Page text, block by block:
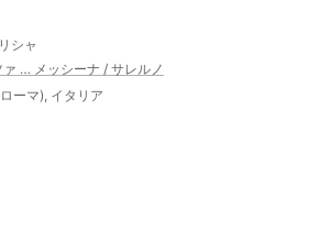
シャ
ァ … メッシーナ / サレルノ
ーマ), イタリア